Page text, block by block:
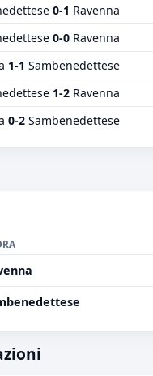
0-1 Ravenna
0-0 Ravenna
1-1 Sambenedettese
1-2 Ravenna
0-2 Sambenedettese